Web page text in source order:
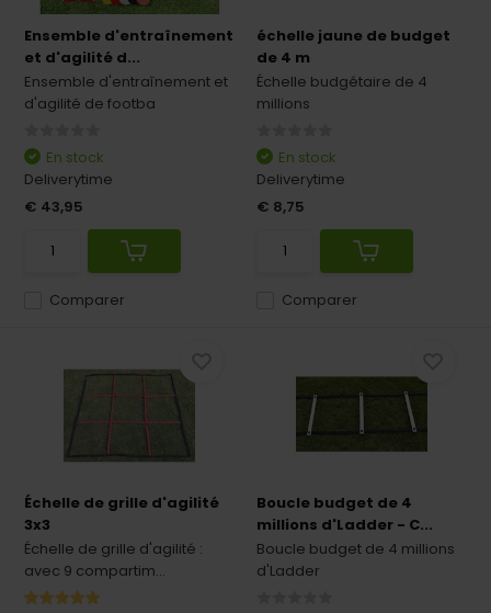
Ensemble d'entraînement
et d'agilité d...
Ensemble d'entraînement et
d'agilité de footba
Comparer
En stock
Deliverytime
€ 43,95
échelle jaune de budget
de 4 m
Échelle budgétaire de 4
millions
Comparer
En stock
Deliverytime
€ 8,75
Échelle de grille d'agilité
3x3
Échelle de grille d'agilité :
avec 9 compartim...
Boucle budget de 4
millions d'Ladder - C...
Boucle budget de 4 millions
d'Ladder